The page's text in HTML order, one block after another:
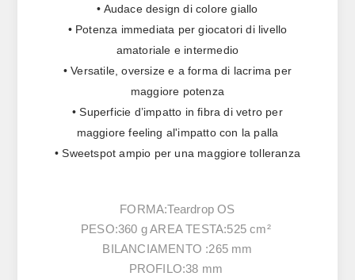
• Audace design di colore giallo
• Potenza immediata per giocatori di livello
amatoriale e intermedio
• Versatile, oversize e a forma di lacrima per
maggiore potenza
• Superficie d’impatto in fibra di vetro per
maggiore feeling al'impatto con la palla
• Sweetspot ampio per una maggiore tolleranza
FORMA:Teardrop OS
PESO:360 g AREA TESTA:525 cm²
BILANCIAMENTO :265 mm
PROFILO:38 mm